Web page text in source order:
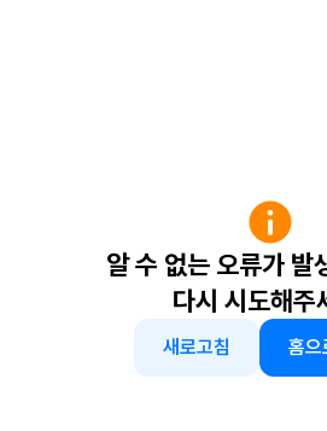
알 수 없는 오류가 발
다시 시도해주
새로고침 홈으